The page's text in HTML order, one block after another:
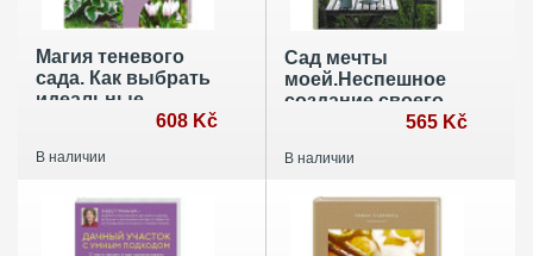
Магия теневого
сада. Как выбрать
идеальные
растения для
уголков участка и
композиции
608 Kč
В наличии
Сад мечты
моей.Неспешное
создание своего
565 Kč
В наличии